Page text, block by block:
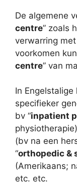
De algemene
centre” zoals
verwarring
voorkomen
centre” van
In
specifieker
bv “inpatient
(bv na een
“orthopedic &
(Amerikaans;
etc. etc.